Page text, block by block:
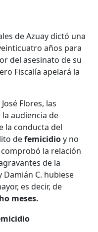
de Azuay dictó una
años para
del asesinato de su
Fiscalía apelará la
Flores, las
audiencia de
la conducta del
defemicidioy no
la relación
de la
C. hubiese
es decir, de
meses.